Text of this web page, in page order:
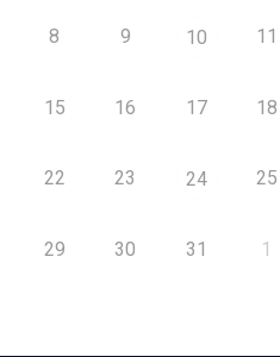
8 9 10 11
15 16 17 18
22 23 24 25
29 30 31 1